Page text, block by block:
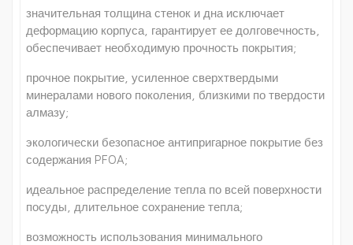
значительная толщина стенок и дна исключает
деформацию корпуса, гарантирует ее долговечность,
обеспечивает необходимую прочность покрытия;
прочное покрытие, усиленное сверхтвердыми
минералами нового поколения, близкими по твердости
алмазу;
экологически безопасное антипригарное покрытие без
содержания PFOA;
идеальное распределение тепла по всей поверхности
посуды, длительное сохранение тепла;
возможность использования минимального